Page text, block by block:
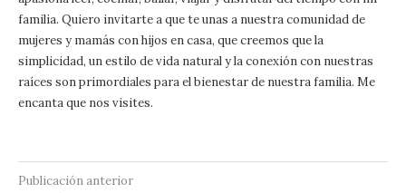
familia. Quiero invitarte a que te unas a nuestra comunidad de
mujeres y mamás con hijos en casa, que creemos que la
simplicidad, un estilo de vida natural y la conexión con nuestras
raíces son primordiales para el bienestar de nuestra familia. Me
encanta que nos visites.
Publicación anterior